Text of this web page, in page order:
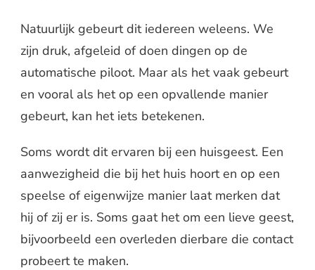
Natuurlijk gebeurt dit iedereen weleens. We
zijn druk, afgeleid of doen dingen op de
automatische piloot. Maar als het vaak gebeurt
en vooral als het op een opvallende manier
gebeurt, kan het iets betekenen.
Soms wordt dit ervaren bij een huisgeest. Een
aanwezigheid die bij het huis hoort en op een
speelse of eigenwijze manier laat merken dat
hij of zij er is. Soms gaat het om een lieve geest,
bijvoorbeeld een overleden dierbare die contact
probeert te maken.